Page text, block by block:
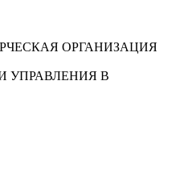
ОРГАНИЗАЦИЯ
УПРАВЛЕНИЯ В